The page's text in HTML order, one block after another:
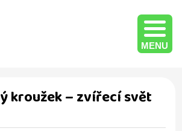
MENU
kroužek – zvířecí svět